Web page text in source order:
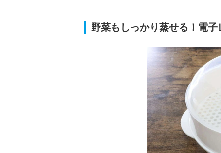
野菜もしっかり蒸せる！電